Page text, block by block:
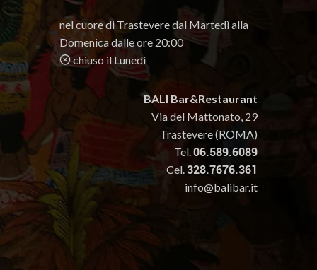
nel cuore di Trastevere dal Martedì alla
Domenica dalle ore 20:00
chiuso il Lunedì
BALI Bar&Restaurant
Via del Mattonato, 29
Trastevere (ROMA)
Tel.06.589.6089
Cel.328.7676.361
info@balibar.it